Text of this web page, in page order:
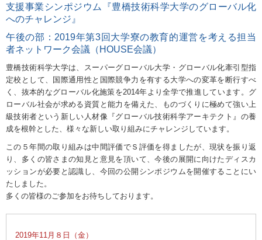
支援事業シンポジウム『豊橋技術科学大学のグローバル化
へのチャレンジ』
午後の部：2019年第3回大学寮の教育的運営を考える担当
者ネットワーク会議（HOUSE会議）
豊橋技術科学大学は、スーパーグローバル大学・グローバル化牽引型指
定校として、国際通用性と国際競争力を有する大学への変革を断行すべ
く、抜本的なグローバル化施策を2014年より全学で推進しています。グ
ローバル社会が求める資質と能力を備えた、ものづくりに極めて強い上
級技術者という新しい人材像『グローバル技術科学アーキテクト』の養
成を根幹とした、様々な新しい取り組みにチャレンジしています。
この５年間の取り組みは中間評価でＳ評価を得ましたが、現状を振り返
り、多くの皆さまの知見と意見を頂いて、今後の展開に向けたディスカ
ッションが必要と認識し、今回の公開シンポジウムを開催することにい
たしました。
多くの皆様のご参加をお待ちしております。
2019年11月８日（金）